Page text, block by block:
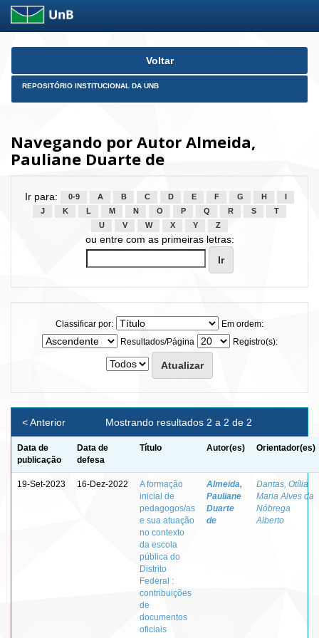
Skip
Voltar
REPOSITÓRIO INSTITUCIONAL DA UNB
Navegando por Autor Almeida,
Pauliane Duarte de
Ir para: 0-9 A B C D E F G H
J
K L M N O P Q R S
T
U
V W X Y Z
ou entre com as primeiras letras:
Classificar por:
Em ordem:
Resultados/Página
Registro(s):
Mostrando resultados 2 a 2 de 2
< Anterior
Data de
publicação
Data de
defesa
Título Autor(es) Orientador(es)
19-Set-2023 16-Dez-2022
A formação
inicial de
pedagogos/as
e sua atuação
no contexto
da escola
pública do
Distrito
Federal :
contribuições
de
documentos
oficiais
Almeida,
Pauliane
Duarte
de
Dantas, Otília
Maria Alves da
Nóbrega
Alberto